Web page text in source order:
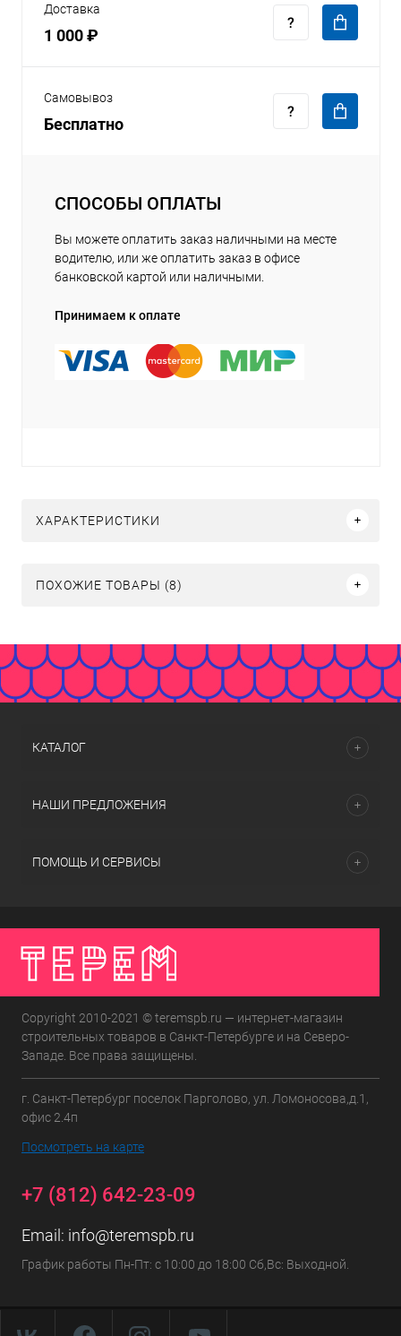
Доставка
1 000 ₽
Самовывоз
Бесплатно
СПОСОБЫ ОПЛАТЫ
Вы можете оплатить заказ наличными на месте
водителю, или же оплатить заказ в офисе
банковской картой или наличными.
Принимаем к оплате
ХАРАКТЕРИСТИКИ
ПОХОЖИЕ ТОВАРЫ (8)
КАТАЛОГ
НАШИ ПРЕДЛОЖЕНИЯ
ПОМОЩЬ И СЕРВИСЫ
Copyright 2010-2021 © teremspb.ru — интернет-магазин
строительных товаров в Санкт-Петербурге и на Северо-
Западе. Все права защищены.
г. Санкт-Петербург поселок Парголово, ул. Ломоносова,д.1,
офис 2.4п
Посмотреть на карте
+7 (812) 642-23-09
Email: info@teremspb.ru
График работы Пн-Пт: с 10:00 до 18:00 Сб,Вс: Выходной.